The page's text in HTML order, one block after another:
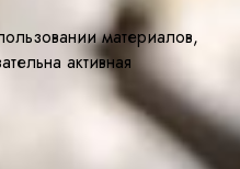
материалов,
активная